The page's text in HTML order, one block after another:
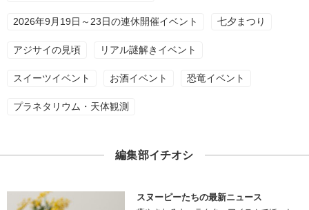
2026年9月19日～23日の連休開催イベント 七夕まつり
アジサイの見頃 リアル謎解きイベント
スイーツイベント お酒イベント 恐竜イベント
プラネタリウム・天体観測
編集部イチオシ
スヌーピーたちの最新ニュース